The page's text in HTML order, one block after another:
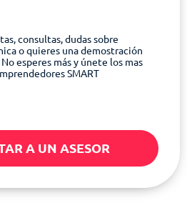
consultas, dudas sobre
o quieres una demostración
esperes más y únete los mas
SMART
A UN ASESOR